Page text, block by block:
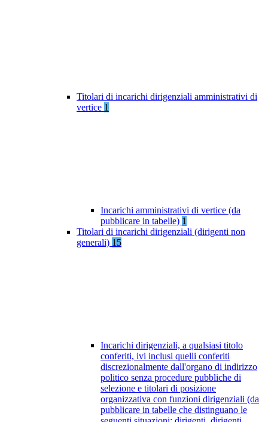
Titolari di incarichi dirigenziali amministrativi di
vertice 1
Incarichi amministrativi di vertice (da
pubblicare in tabelle) 1
Titolari di incarichi dirigenziali (dirigenti non
generali) 15
Incarichi dirigenziali, a qualsiasi titolo
conferiti, ivi inclusi quelli conferiti
discrezionalmente dall'organo di indirizzo
politico senza procedure pubbliche di
selezione e titolari di posizione
organizzativa con funzioni dirigenziali (da
pubblicare in tabelle che distinguano le